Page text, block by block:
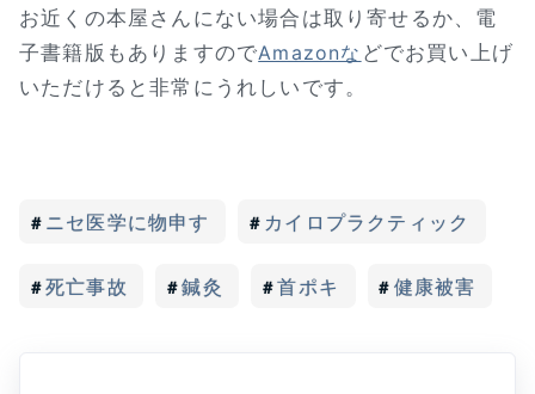
お近くの本屋さんにない場合は取り寄せるか、電
子書籍版もありますのでAmazonな どでお買い上げ
いただけると非常にうれしいです。
ニセ医学に物申す カイロプラクティック
死亡事故 鍼灸 首ポキ 健康被害